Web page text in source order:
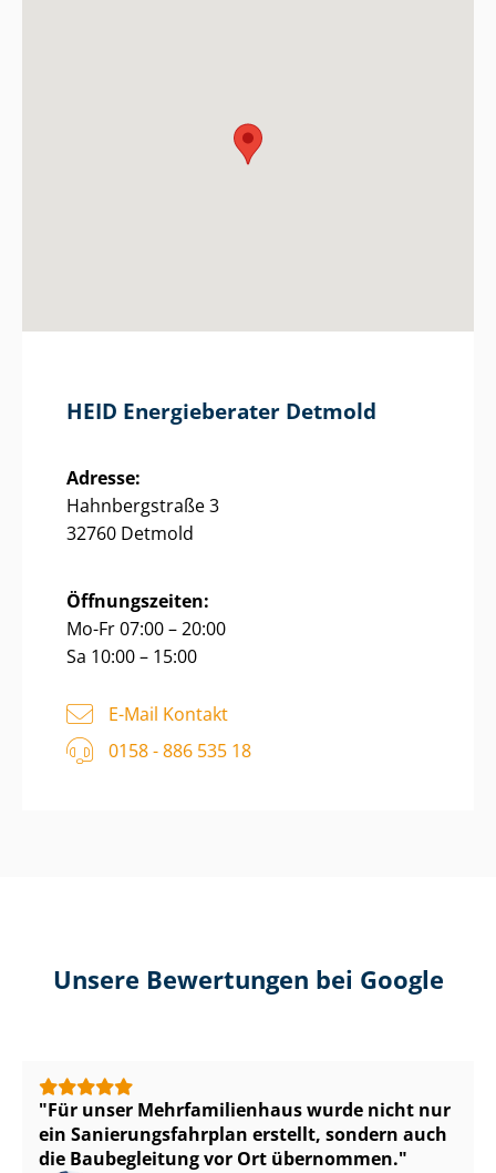
HEID Energieberater Detmold
Adresse:
Hahnbergstraße 3
32760 Detmold
Öffnungszeiten:
Mo-Fr 07:00 – 20:00
Sa 10:00 – 15:00
E-Mail Kontakt
0158 - 886 535 18
Unsere Bewertungen bei Google
Für unser Mehr­fa­mi­li­en­haus wurde nicht nur
ein Sa­nie­rungs­fahr­plan erstellt, sondern auch
die Baubegleitung vor Ort übernommen.